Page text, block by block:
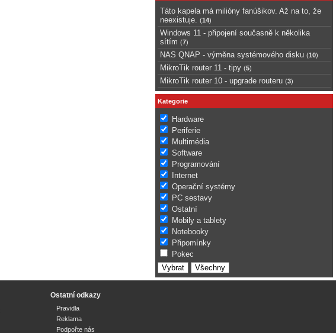
Táto kapela má milióny fanúšikov. Až na to, že
neexistuje.
(14)
Windows 11 - připojení současně k několika
sítím (7)
NAS QNAP - výměna systémového disku (10)
MikroTik router 11 - tipy (5)
MikroTik router 10 - upgrade routeru (3)
Kategorie
Hardware
Periferie
Multimédia
Software
Programování
Internet
Operační systémy
PC sestavy
Ostatní
Mobily a tablety
Notebooky
Připomínky
Pokec
Ostatní odkazy
Pravidla
Reklama
Podpořte nás